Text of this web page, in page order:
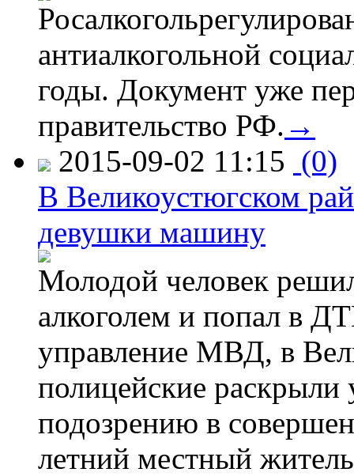
антиалкогольной
годы. Документ уже
правительство РФ. →
2015-09-02 11:15 (0)
В Великоустюгском
девушки машину
Молодой человек
алкоголем и попал в
управление МВД, в
полицейские
подозрению в
летний местный